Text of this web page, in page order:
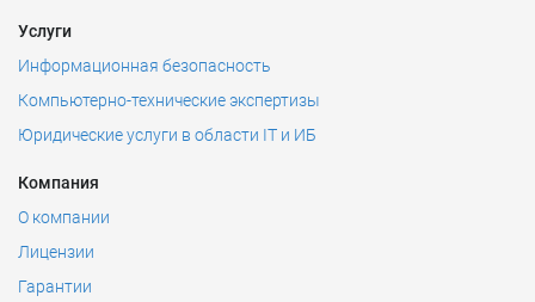
Услуги
Информационная безопасность
Компьютерно-технические экспертизы
Юридические услуги в области IT и ИБ
Компания
О компании
Лицензии
Гарантии